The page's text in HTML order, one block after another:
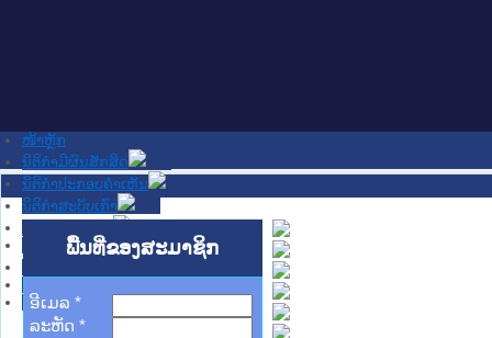
ໜ້າຫຼັກ
ນິຕິກໍາມີຜົນສັກສິດ
ນິຕິກໍາປະກອບຄໍາເຫັນ
ນິຕິກໍາສະບັບເກົ່າ
ເວັບໄຊອື່ນໆ
ຊ່ວຍເຫຼືອ
ພື້ນທີ່ຂອງສະມາຊິກ
ອີເມລ *
ລະຫັດ *